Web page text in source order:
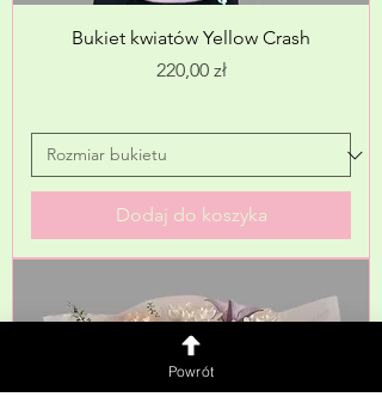
Bukiet kwiatów Yellow Crash
Cena
220,00 zł
Dodaj do koszyka
Powrót